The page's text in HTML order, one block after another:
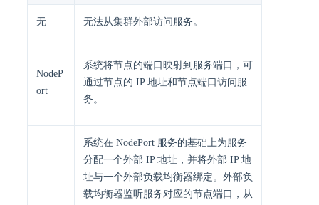
无 无法从集群外部访问服务。
NodeP
ort
系统将节点的端口映射到服务端口，可
通过节点的 IP 地址和节点端口访问服
务。
系统在 NodePort 服务的基础上为服务
分配一个外部 IP 地址，并将外部 IP 地
址与一个外部负载均衡器绑定。外部负
载均衡器监听服务对应的节点端口，从